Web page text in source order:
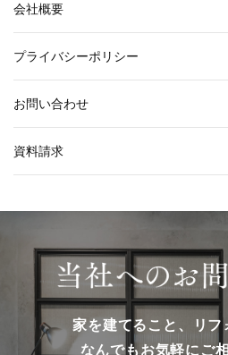
会社概要
プライバシーポリシー
お問い合わせ
資料請求
家を建てること、リフ
なんでもお気軽にご